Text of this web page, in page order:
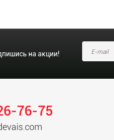
на акции!
76-75